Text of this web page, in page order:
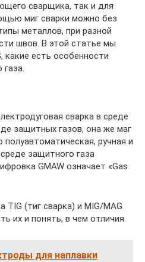
сварщика, так и для
миг сварки можно без
металлов, при разной
швов. В этой статье мы
какие есть особенности
сварка в среде
защитных газов, она же маг
полуавтоматическая, ручная и
защитного газа
GMAW означает «Gas
TIG (тиг сварка) и MIG/MAG
их и понять, в чем отличия.
для наплавки